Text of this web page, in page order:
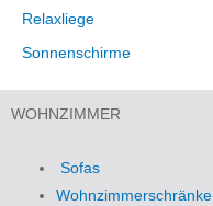
Relaxliege
Sonnenschirme
WOHNZIMMER
Sofas
Wohnzimmerschränke